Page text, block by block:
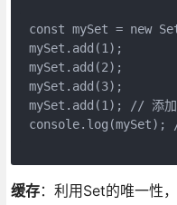
const mySet = new
mySet.add(1);
mySet.add(2);
mySet.add(3);
mySet.add(1); // 添加
缓存：利用Set的唯一性